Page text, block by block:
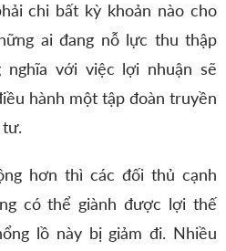
chi bất kỳ khoản nào cho
ai đang nỗ lực thu thập
với việc lợi nhuận sẽ
hành một tập đoàn truyền
hơn thì các đối thủ cạnh
có thể giành được lợi thế
lồ này bị giảm đi. Nhiều